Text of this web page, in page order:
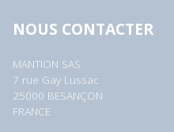
NOUS CONTACTER
MANTION SAS
7 rue Gay Lussac
25000 BESANÇON
FRANCE